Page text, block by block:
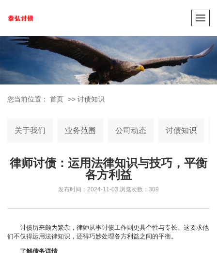
您当前位置： 首页 >> 讨债知识
关于我们 业务范围 公司动态 讨债知识
律师讨债：运用法律知识与技巧，平衡
各方利益
发布时间：2024-11-03 浏览次数：309
讨债历来颇为繁杂，律师从事讨债工作则更具个性与专长。这要求他
们不仅得运用法律知识，还得巧妙处理各方利益之间的平衡。
了解债务详情